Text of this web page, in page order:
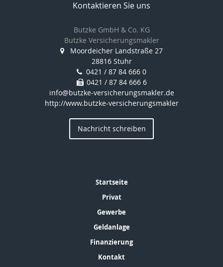
Kontaktieren Sie uns
Butzke GmbH & Co. KG
Butzke Versicherungsmakler
Moordeicher Landstraße 27
28816 Stuhr
0421 / 87 84 666 0
0421 / 87 84 666 6
info@butzke-versicherungsmakler.de
http://www.butzke-versicherungsmakler
Nachricht schreiben
Startseite
Privat
Gewerbe
Geldanlage
Finanzierung
Kontakt